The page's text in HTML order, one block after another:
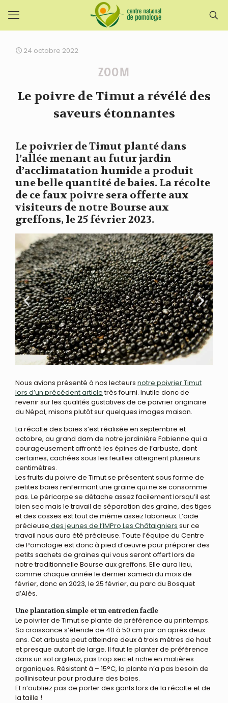
24 octobre 2022
ZOOM
Le poivre de Timut a révélé des
saveurs étonnantes
Le poivrier de Timut planté dans
l’allée menant au futur jardin
d’acclimatation humide a produit
une belle quantité de baies. La récolte
de ce faux poivre sera offerte aux
visiteurs de notre Bourse aux
greffons, le 25 février 2023.
Nous avions présenté à nos lecteurs notre poivrier Timut
lors d’un précédent articletrès fourni. Inutile donc de
revenir sur les qualités gustatives de ce poivrier originaire
du Népal, misons plutôt sur quelques images maison.
La récolte des baies s’est réalisée en septembre et
octobre, au grand dam de notre jardinière Fabienne qui a
courageusement affronté les épines de l’arbuste, dont
certaines, cachées sous les feuilles atteignent plusieurs
centimètres.
Les fruits du poivre de Timut se présentent sous forme de
petites baies renfermant une graine qui ne se consomme
pas. Le péricarpe se détache assez facilement lorsqu’il est
bien sec mais le travail de séparation des graine, des tiges
et des cosses est tout de même assez laborieux. L’aide
précieuse des jeunes de l’IMPro Les Châtaigniers sur ce
travail nous aura été précieuse. Toute l’équipe du Centre
de Pomologie est donc à pied d’œuvre pour préparer des
petits sachets de graines qui vous seront offert lors de
notre traditionnelle Bourse aux greffons. Elle aura lieu,
comme chaque année le dernier samedi du mois de
février, donc en 2023, le 25 février, au parc du Bosquet
d’Alès.
Une plantation simple et un entretien facile
Le poivrier de Timut se plante de préférence au printemps.
Sa croissance s’étende de 40 à 50 cm par an après deux
ans. Cet arbuste peut atteindre deux à trois mètres de haut
et presque autant de large. Il faut le planter de préférence
dans un sol argileux, pas trop sec et riche en matières
organiques. Résistant à – 15°C, la plante n’a pas besoin de
pollinisateur pour produire des baies.
Et n’oubliez pas de porter des gants lors de la récolte et de
la taille !